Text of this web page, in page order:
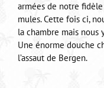
armées de notre fidèle
mules. Cette fois ci,
la chambre mais nous
Une énorme douche
l’assaut de Bergen.